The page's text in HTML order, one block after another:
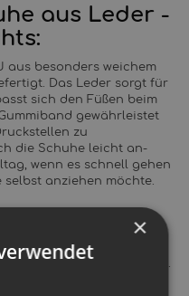
aus Leder -
aus besonders weichem
Das Leder sorgt für
sich den Füßen beim
gewährleistet
zu
die Schuhe leicht an-
wenn es schnell gehen
anziehen möchte.
der aus dem
wird. Sie
und
an der gelblichen Farbe.
was einen normalen
×